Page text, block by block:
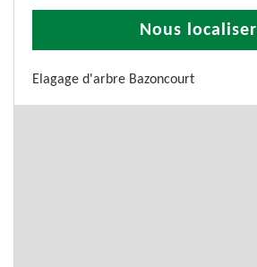
Nous localiser
Elagage d'arbre Bazoncourt